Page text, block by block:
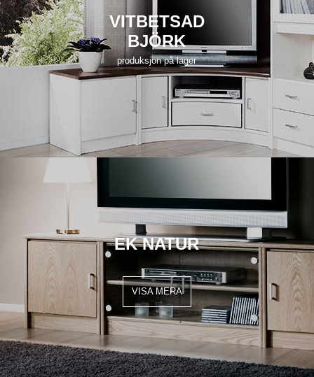
VITBETSAD
BJÖRK
produksjon på lager
EK NATUR
VISA MERA